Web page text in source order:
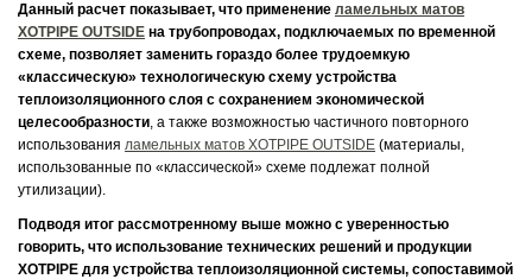
Данный расчет показывает, что применение ламельных матов
XOTPIPE OUTSIDE на трубопроводах, подключаемых по временной
схеме, позволяет заменить гораздо более трудоемкую
«классическую» технологическую схему устройства
теплоизоляционного слоя с сохранением экономической
целесообразности, а также возможностью частичного повторного
использования ламельных матов XOTPIPE OUTSIDE (материалы,
использованные по «классической» схеме подлежат полной
утилизации).
Подводя итог рассмотренному выше можно с уверенностью
говорить, что использование технических решений и продукции
XOTPIPE для устройства теплоизоляционной системы, сопоставимой